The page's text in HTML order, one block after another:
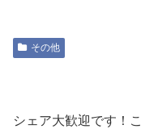
その他
シェア大歓迎です！